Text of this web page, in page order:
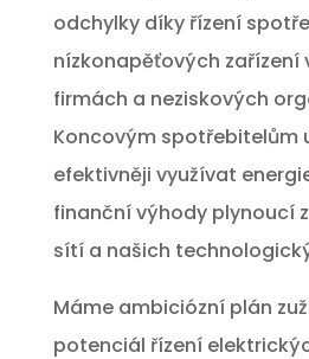
odchylky díky řízení
nízkonapěťových zařízení
firmách a neziskových
Koncovým spotřebitelům
efektivněji využívat
finanční výhody plynoucí
sítí a našich
Máme ambiciózní plán
potenciál řízení